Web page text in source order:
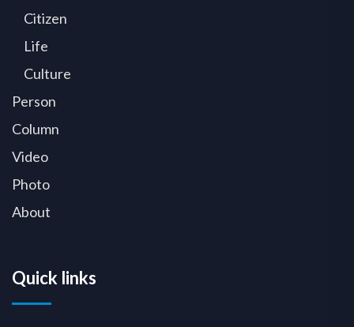
Citizen
Life
Culture
Person
Column
Video
Photo
About
Quick links